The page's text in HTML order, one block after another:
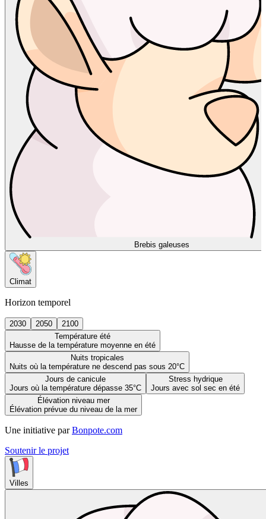
Brebis galeuses
Climat
Horizon temporel
2030 2050
2100
Température été
Hausse de la température moyenne en été
Nuits tropicales
Nuits où la température ne descend pas sous 20°C
Jours de canicule
Jours où la température dépasse 35°C
Stress hydrique
Jours avec sol sec en été
Élévation niveau mer
Élévation prévue du niveau de la mer
Une initiative par Bonpote.com
Soutenir le projet
Villes